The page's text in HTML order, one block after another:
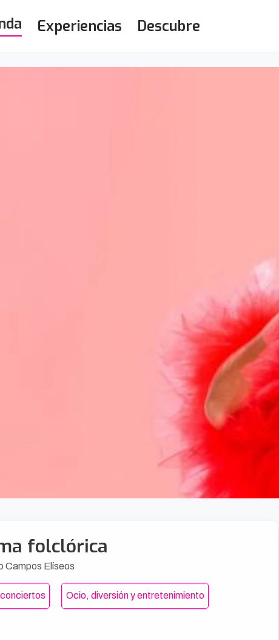
Experiencias Descubre
folclórica
Campos Elíseos
Ocio, diversión y entretenimiento